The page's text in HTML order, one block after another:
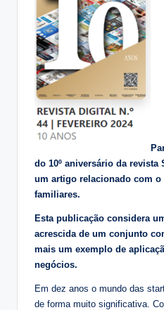
do 10º aniversário da revista
um artigo relacionado com o
familiares.
Esta publicação considera
acrescida de um conjunto
mais um exemplo de
negócios.
Em dez anos o mundo das
de forma muito significativa.